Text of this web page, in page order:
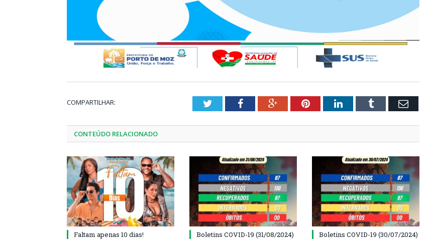
COMPARTILHAR: TwitterFacebookGoogle+PinterestLinkedInTumblr Email
CONTEÚDO RELACIONADO
Faltam apenas 10 dias! Boletins COVID-19 (31/08/2024) Boletins COVID-19 (30/07/2024)